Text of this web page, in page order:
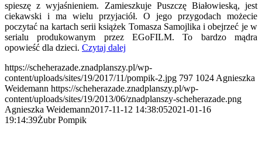
spieszę z wyjaśnieniem. Zamieszkuje Puszczę Białowieską, jest
ciekawski i ma wielu przyjaciół. O jego przygodach możecie
poczytać na kartach serii książek Tomasza Samojlika i obejrzeć je w
serialu produkowanym przez EGoFILM. To bardzo mądra
opowieść dla dzieci. Czytaj dalej
https://scheherazade.znadplanszy.pl/wp-
content/uploads/sites/19/2017/11/pompik-2.jpg 797 1024 Agnieszka
Weidemann https://scheherazade.znadplanszy.pl/wp-
content/uploads/sites/19/2013/06/znadplanszy-scheherazade.png
Agnieszka Weidemann2017-11-12 14:38:052021-01-16
19:14:39Żubr Pompik